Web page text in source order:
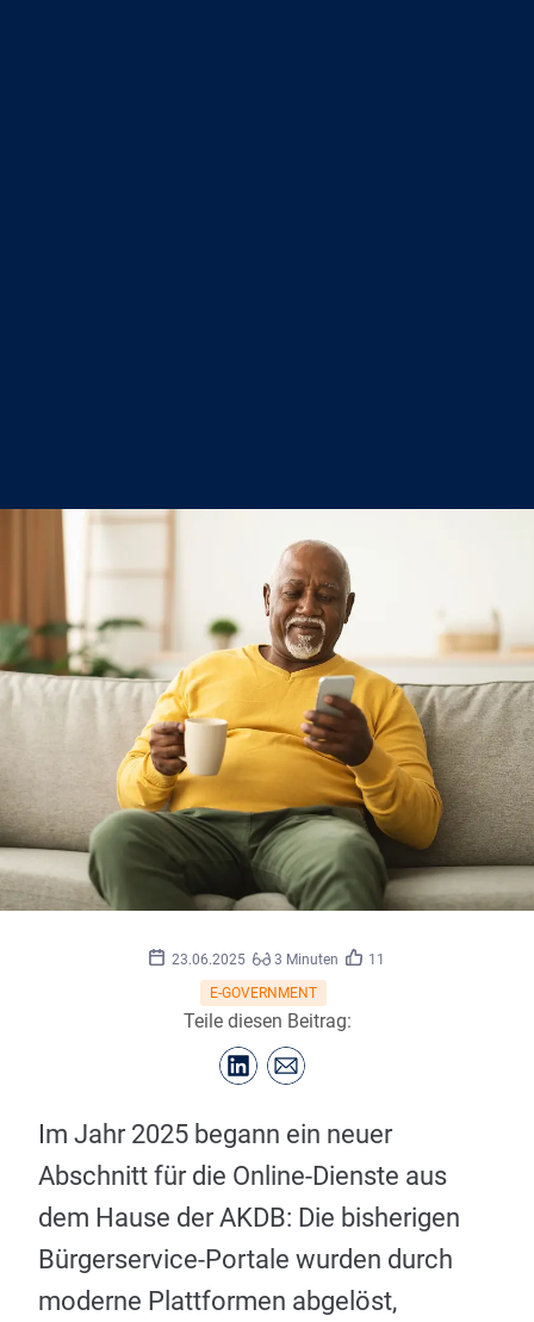
23.06.2025 3 Minuten
11
E-GOVERNMENT
Teile diesen Beitrag:
Im Jahr 2025 begann ein neuer
Abschnitt für die Online-Dienste aus
dem Hause der AKDB: Die bisherigen
Bürgerservice-Portale wurden durch
moderne Plattformen abgelöst,